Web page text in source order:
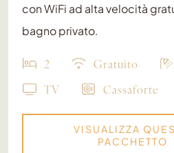
con WiFi ad alta velocità
bagno privato.
2 Gratuito
TV
Cassaforte
VISUALIZZA
PACCHETTO